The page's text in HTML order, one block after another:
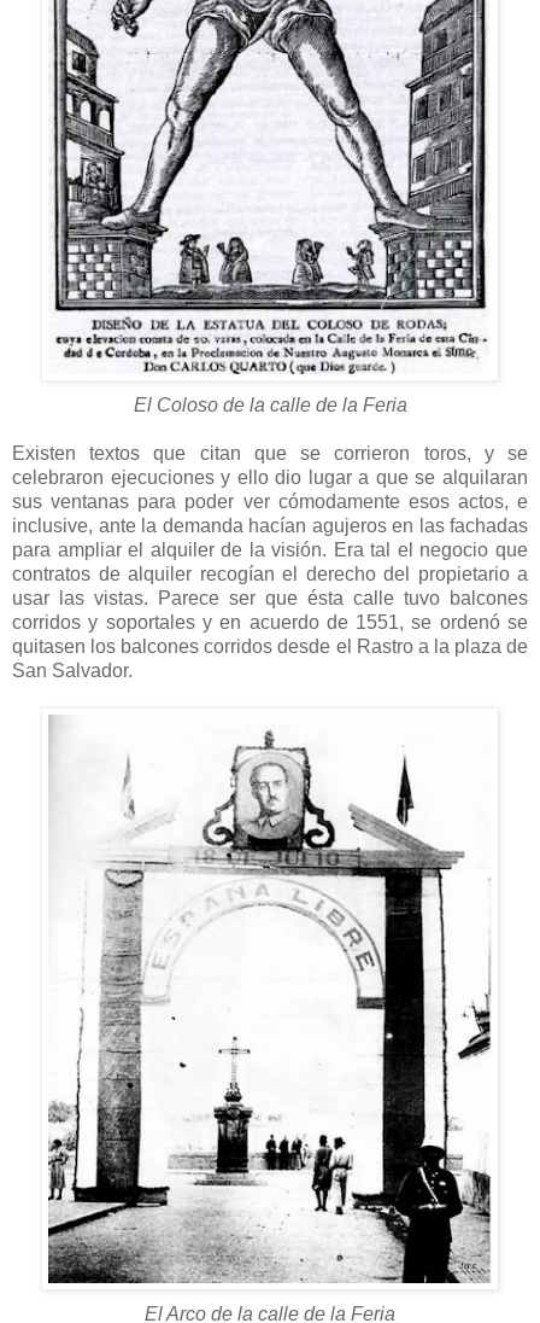
El Coloso de la calle de la Feria
Existen textos que citan que se corrieron toros, y se
celebraron ejecuciones y ello dio lugar a que se alquilaran
sus ventanas para poder ver cómodamente esos actos, e
inclusive, ante la demanda hacían agujeros en las fachadas
para ampliar el alquiler de la visión. Era tal el negocio que
contratos de alquiler recogían el derecho del propietario a
usar las vistas. Parece ser que ésta calle tuvo balcones
corridos y soportales y en acuerdo de 1551, se ordenó se
quitasen los balcones corridos desde el Rastro a la plaza de
San Salvador.
El Arco de la calle de la Feria